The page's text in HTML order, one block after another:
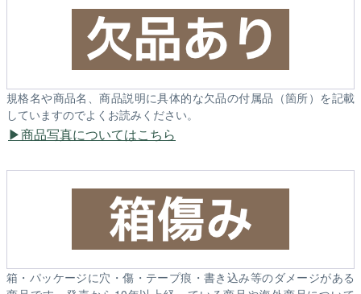
規格名や商品名、商品説明に具体的な欠品の付属品（箇所）を記載
していますのでよくお読みください。
商品写真についてはこちら
箱・パッケージに穴・傷・テープ痕・書き込み等のダメージがある